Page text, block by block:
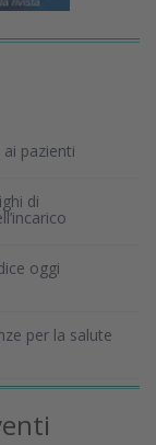
pazienti
di
oggi
per la salute